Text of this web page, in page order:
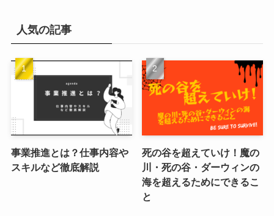
人気の記事
事業推進とは？仕事内容や
スキルなど徹底解説
死の谷を超えていけ！魔の
川・死の谷・ダーウィンの
海を超えるためにできるこ
と